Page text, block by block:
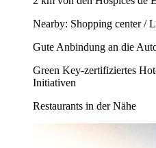
Nearby: Shopping center /
Gute Anbindung an die
Green Key-zertifiziertes
Initiativen
Restaurants in der Nähe